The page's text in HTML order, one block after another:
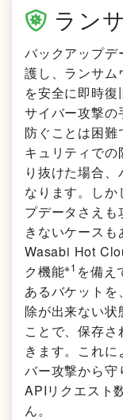
ラン
バックアップデ
護し、ランサム
を安全に即時復
サイバー攻撃の
防ぐことは困
キュリティで
り抜けた場合
なります。しか
プデータさえ
きないケースも
Wasabi Hot
ク機能※1 を備え
あるバケット
除が出来ない状
ことで、保存
きます。これ
バー攻撃から守
APIリクエスト
ん。